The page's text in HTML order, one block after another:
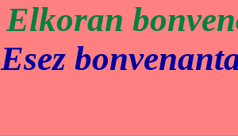
Elkoran
Esez